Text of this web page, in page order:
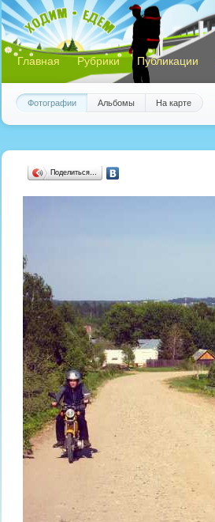
Главная Рубрики Публикации
Фотографии Альбомы На карте
Поделиться…